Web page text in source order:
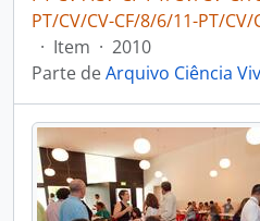
PT/CV/CV-CF/8/6/11-PT/
· Item · 2010
Parte deArquivo Ciência